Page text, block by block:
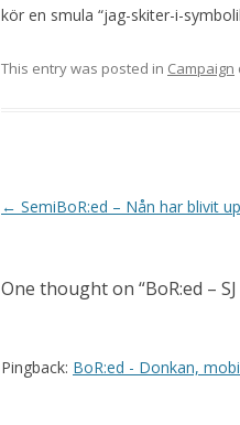
kör en smula “jag-skiter-i-
This entry was posted in Campaign
Post navigation
← SemiBoR:ed – Nån har blivit
One thought on “BoR:ed –
Pingback: BoR:ed - Donkan,